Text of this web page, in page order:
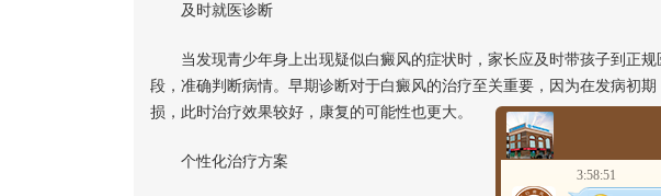
及时就医诊断
当发现青少年身上出现疑似白癜风的症状时，家长应及时带孩子到正规
段，准确判断病情。早期诊断对于白癜风的治疗至关重要，因为在发病初
损，此时治疗效果较好，康复的可能性也更大。
个性化治疗方案
3:58:51